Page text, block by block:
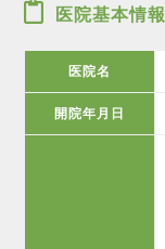
医院基本情報
医院名
開院年月日